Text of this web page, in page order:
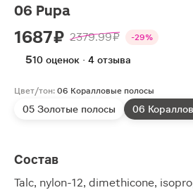
06 Pupa
1687 ₽ 2379.99 ₽ -29%
510 оценок · 4 отзыва
Цвет/тон: 06 Коралловые полосы
05 Золотые полосы 06
Состав
Talc, nylon-12, dimethicone,